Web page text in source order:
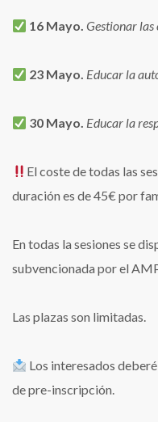
16 Mayo.Gestionar las
23 Mayo. Educar la
30 Mayo. Educar la
El coste de todas las
duración es de 45€ por
En todas la sesiones se
subvencionada por el
Las plazas son limitadas.
Los interesados
de pre-inscripción.